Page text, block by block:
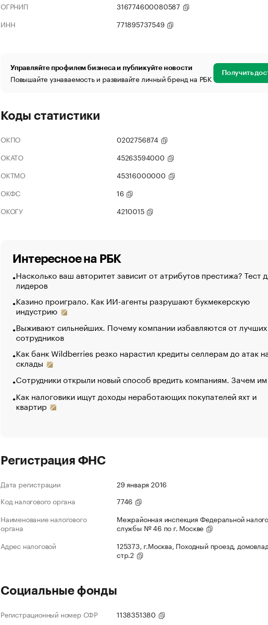
ОГРНИП
316774600080587
ИНН
771895737549
Управляйте профилем бизнеса и публикуйте новости
Повышайте узнаваемость и развивайте личный бренд на РБК Получить
Коды статистики
ОКПО
0202756874
ОКАТО
45263594000
ОКТМО
45316000000
ОКФС
16
ОКОГУ
4210015
Интересное на РБК
Насколько ваш авторитет зависит от атрибутов престижа? Тест
лидеров
Казино проиграло. Как ИИ-агенты разрушают букмекерскую
индустрию
Выживают сильнейших. Почему компании избавляются от лучших
сотрудников
Как банк Wildberries резко нарастил кредиты селлерам до атак
склады
Сотрудники открыли новый способ вредить компаниям. Зачем
Как налоговики ищут доходы неработающих покупателей яхт и
квартир
Регистрация ФНС
Дата регистрации
29 января 2016
Код налогового органа
7746
Наименование налогового
органа
Межрайонная инспекция Федеральной
службы № 46 по г. Москве
Адрес налоговой
125373, г.Москва, Походный проезд,
стр.2
Социальные фонды
Регистрационный номер СФР 1138351380